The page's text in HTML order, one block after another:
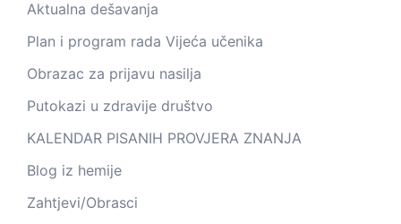
Aktualna dešavanja
Plan i program rada Vijeća učenika
Obrazac za prijavu nasilja
Putokazi u zdravije društvo
KALENDAR PISANIH PROVJERA ZNANJA
Blog iz hemije
Zahtjevi/Obrasci